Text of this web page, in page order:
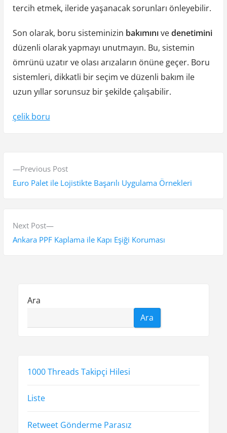
tercih etmek, ileride yaşanacak sorunları önleyebilir.
Son olarak, boru sisteminizin bakımınıvedenetimini
düzenli olarak yapmayı unutmayın. Bu, sistemin
ömrünü uzatır ve olası arızaların önüne geçer. Boru
sistemleri, dikkatli bir seçim ve düzenli bakım ile
uzun yıllar sorunsuz bir şekilde çalışabilir.
çelik boru
Previous PostP
r
o
Euro Palet ile Lojistikte Başarılı Uygulama Örnekleri
Next Post
N
e
Ankara PPF Kaplama ile Kapı Eşiği Koruması
Ara
Ara
1000 Threads Takipçi Hilesi
Liste
Retweet Gönderme Parasız